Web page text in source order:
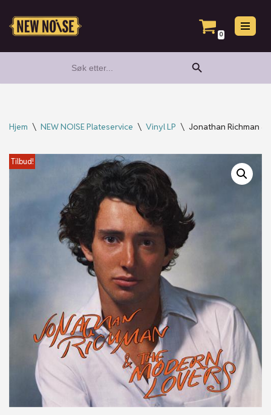
Hopp
0
for:
Search Button
Hjem \ NEW NOISE Plateservice \ Vinyl LP \ Jonathan Richman &
Tilbud!